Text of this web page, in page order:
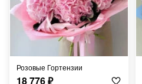
Розовые Гортензии
18 776₽